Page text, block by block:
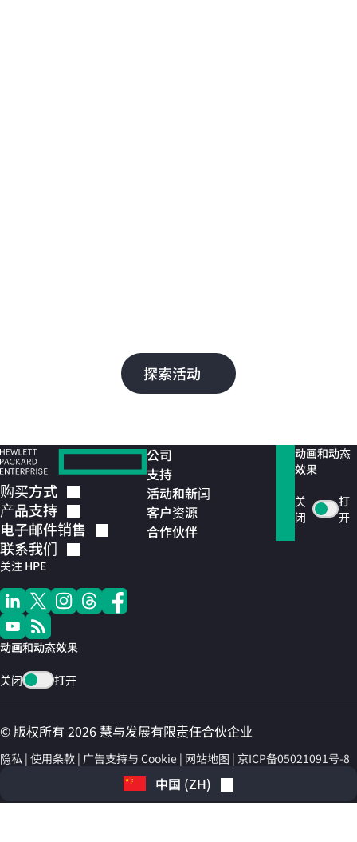
探索活动
购买方式
产品支持
电子邮件销售
联系我们
关注 HPE
动画和动态效果
关闭 打开
公司
支持
活动和新闻
客户资源
合作伙伴
动画和动态
效果
关
闭
打
开
© 版权所有 2026 慧与发展有限责任合伙企业
隐私 使用条款 广告支持与 Cookie 网站地图 京ICP备05021091号-8
中国 (ZH)